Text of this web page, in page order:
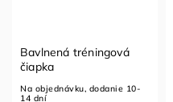
Bavlnená tréningová
čiapka
Na objednávku, dodanie 10-
14 dní